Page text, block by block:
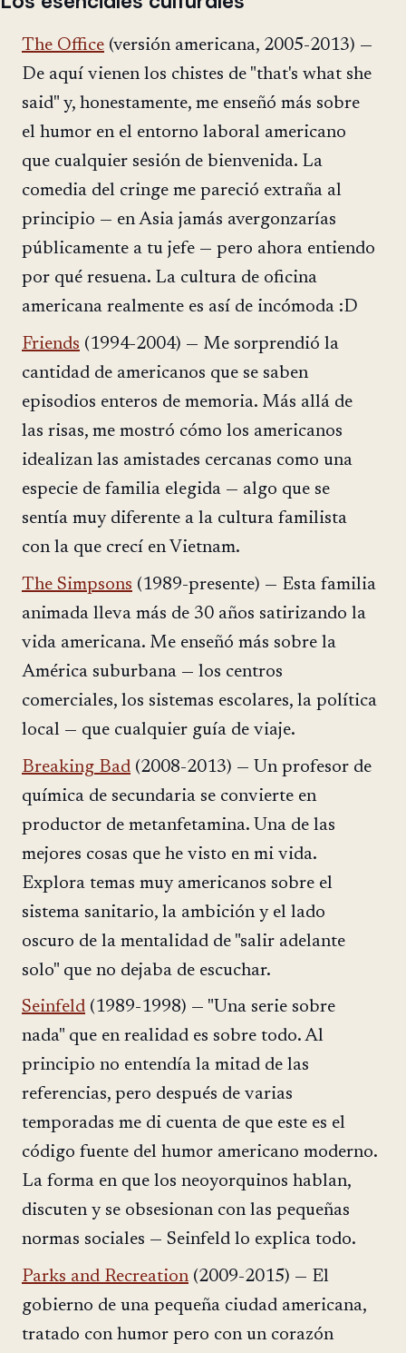
The Office (versión americana, 2005-2013) —
De aquí vienen los chistes de "that's what she
said" y, honestamente, me enseñó más sobre
el humor en el entorno laboral americano
que cualquier sesión de bienvenida. La
comedia del cringe me pareció extraña al
principio — en Asia jamás avergonzarías
públicamente a tu jefe — pero ahora entiendo
por qué resuena. La cultura de oficina
americana realmente es así de incómoda :D
Friends (1994-2004) — Me sorprendió la
cantidad de americanos que se saben
episodios enteros de memoria. Más allá de
las risas, me mostró cómo los americanos
idealizan las amistades cercanas como una
especie de familia elegida — algo que se
sentía muy diferente a la cultura familista
con la que crecí en Vietnam.
The Simpsons (1989-presente) — Esta familia
animada lleva más de 30 años satirizando la
vida americana. Me enseñó más sobre la
América suburbana — los centros
comerciales, los sistemas escolares, la política
local — que cualquier guía de viaje.
Breaking Bad (2008-2013) — Un profesor de
química de secundaria se convierte en
productor de metanfetamina. Una de las
mejores cosas que he visto en mi vida.
Explora temas muy americanos sobre el
sistema sanitario, la ambición y el lado
oscuro de la mentalidad de "salir adelante
solo" que no dejaba de escuchar.
Seinfeld (1989-1998) — "Una serie sobre
nada" que en realidad es sobre todo. Al
principio no entendía la mitad de las
referencias, pero después de varias
temporadas me di cuenta de que este es el
código fuente del humor americano moderno.
La forma en que los neoyorquinos hablan,
discuten y se obsesionan con las pequeñas
normas sociales — Seinfeld lo explica todo.
Parks and Recreation(2009-2015) — El
gobierno de una pequeña ciudad americana,
tratado con humor pero con un corazón